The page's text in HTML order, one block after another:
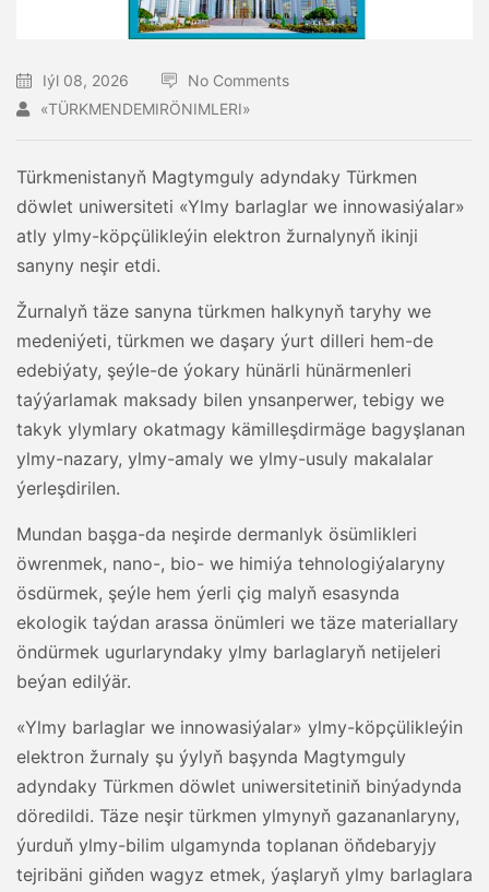
Iýl 08, 2026
No Comments
«TÜRKMENDEMIRÖNIMLERI»
Türkmenistanyň Magtymguly adyndaky Türkmen
döwlet uniwersiteti «Ylmy barlaglar we innowasiýalar»
atly ylmy-köpçülikleýin elektron žurnalynyň ikinji
sanyny neşir etdi.
Žurnalyň täze sanyna türkmen halkynyň taryhy we
medeniýeti, türkmen we daşary ýurt dilleri hem-de
edebiýaty, şeýle-de ýokary hünärli hünärmenleri
taýýarlamak maksady bilen ynsanperwer, tebigy we
takyk ylymlary okatmagy kämilleşdirmäge bagyşlanan
ylmy-nazary, ylmy-amaly we ylmy-usuly makalalar
ýerleşdirilen.
Mundan başga-da neşirde dermanlyk ösümlikleri
öwrenmek, nano-, bio- we himiýa tehnologiýalaryny
ösdürmek, şeýle hem ýerli çig malyň esasynda
ekologik taýdan arassa önümleri we täze materiallary
öndürmek ugurlaryndaky ylmy barlaglaryň netijeleri
beýan edilýär.
«Ylmy barlaglar we innowasiýalar» ylmy-köpçülikleýin
elektron žurnaly şu ýylyň başynda Magtymguly
adyndaky Türkmen döwlet uniwersitetiniň binýadynda
döredildi. Täze neşir türkmen ylmynyň gazananlaryny,
ýurduň ylmy-bilim ulgamynda toplanan öňdebaryjy
tejribäni giňden wagyz etmek, ýaşlaryň ylmy barlaglara